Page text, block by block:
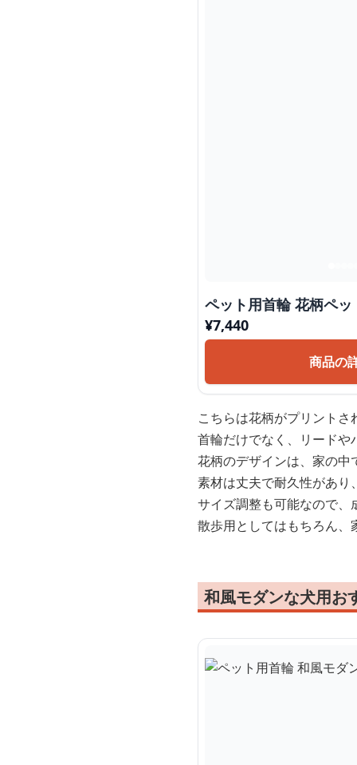
ペット用首
¥7,440
商品の
こちらは花柄がプリント
首輪だけでなく、リード
花柄のデザインは、家の
素材は丈夫で耐久性があ
サイズ調整も可能なので
散歩用としてはもちろん
和風モダンな犬用お